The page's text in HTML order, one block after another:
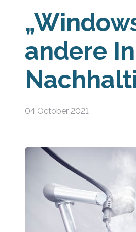
andere
04 October 2021